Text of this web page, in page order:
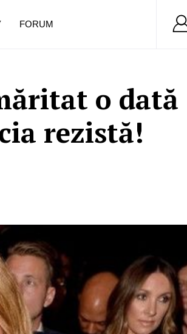
o dată
rezistă!
FORUM